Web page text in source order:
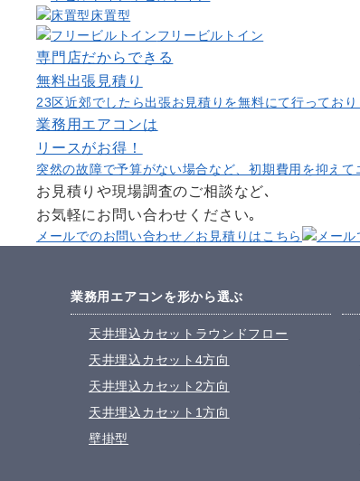
床置型
フリービルトイン
専門店だからできる
無料出張見積り
23区近郊でしたら出張お見積りを無料にて行ってお
業務用エアコンは
リースがお得！
突然の故障で予算がない場合など、初期費用を抑え
お見積りや現場調査のご相談など､
お気軽にお問い合わせください｡
メールでのお問い合わせ／お見積りはこちら
業務用エアコンを形から選ぶ
天井埋込カセットラウンドフロー
天井埋込カセット4方向
天井埋込カセット2方向
天井埋込カセット1方向
壁掛型